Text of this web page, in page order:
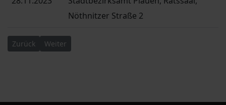
Nöthnitzer Straße 2
Vorheriger Beitrag: Arbeit im Ortsbeirat
Zurück Nächster Beitrag: Arbeit im Ortsverband
Weiter